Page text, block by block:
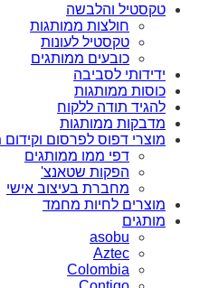
טקסטיל והלבשה
חולצות ממותגות
טקסטיל לעונות
כובעים ממותגים
ידידותי לסביבה
כוסות ממותגות
להגיד תודה ללקוח
מדבקות ממותגות
מוצרי דפוס לפרסום וקידום
דפי ממו ממותגים
הפקות שטאנצ'
מחברת בעיצוב אישי
מוצרים לחיות מחמד
מותגים
asobu
Aztec
Colombia